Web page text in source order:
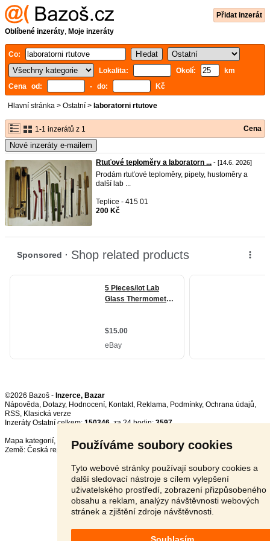
Používáme soubory cookies
Tyto webové stránky používají soubory cookies a
další sledovací nástroje s cílem vylepšení
uživatelského prostředí, zobrazení přizpůsobeného
obsahu a reklam, analýzy návštěvnosti webových
stránek a zjištění zdroje návštěvnosti.
Souhlasím
Přidat inzerát
Oblíbené inzeráty, Moje inzeráty
Co:
Lokalita:
Okolí:
km
Cena od:
- do: Kč
Hlavní stránka > Ostatní > laboratorni rtutove
1-1 inzerátů z 1 Cena
Nové inzeráty e-mailem
Rtuťové teploměry a laboratorn ... - [14.6. 2026]
Prodám rtuťové teploměry, pipety, hustoměry a
další lab ...
Teplice - 415 01
200 Kč
©2026 Bazoš - Inzerce, Bazar
Nápověda, Dotazy, Hodnocení, Kontakt, Reklama, Podmínky, Ochrana údajů,
RSS,
Inzeráty Ostatní celkem:150346, za 24 hodin:3597
Mapa kategorií,
Nejvyhledávanější výrazy
Země: Česká republika,Slovensko,Polsko,Rakousko